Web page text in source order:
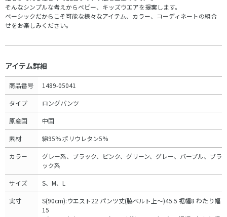
そんなシンプルな考えからベビー、キッズウエアを提案します。
ベーシックだからこそ可能な様々なアイテム、カラー、コーディネートの組合
せをお楽しみください。
アイテム詳細
商品番号 1489-05041
タイプ ロングパンツ
原産国 中国
素材 綿95% ポリウレタン5%
カラー
グレー系、ブラック、ピンク、グリーン、グレー、パープル、ブラ
ック系
サイズ S、M、L
実寸
S(90cm):ウエスト22 パンツ丈(脇ベルト上～)45.5 裾幅8 わたり幅
15